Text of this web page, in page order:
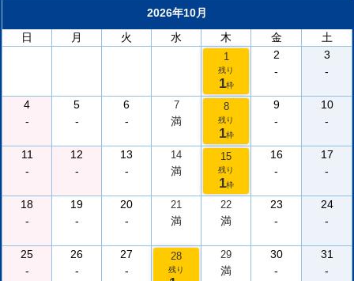
2026年10月
日
月 火 水 木 金 土
1
残り
1枠
2
-
3
-
4
-
5
-
6
-
7
満
8
残り
1枠
9
-
10
-
11
-
12
-
13
-
14
満
15
残り
1枠
16
-
17
-
18
-
19
-
20
-
21
満
22
満
23
-
24
-
25
-
26
-
27
-
28
残り
29
満
30
-
31
-